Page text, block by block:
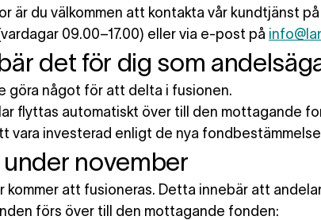
är du välkommen att kontakta vår kundtjänst
09.00–17.00) eller via e-post på
det för dig som
göra något för att delta i fusionen.
flyttas automatiskt över till den mottagande
vara investerad enligt de nya
under november
kommer att fusioneras. Detta innebär att
förs över till den mottagande fonden: